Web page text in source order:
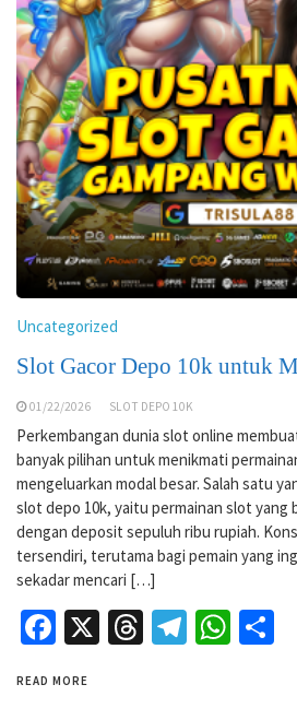
Uncategorized
Slot Gacor Depo 10k untuk
01/22/2026 SLOT DEPO 10K
Perkembangan dunia slot online
banyak pilihan untuk menikmati
mengeluarkan modal besar. Salah satu
slot depo 10k, yaitu permainan slot yang
dengan deposit sepuluh ribu rupiah.
tersendiri, terutama bagi pemain yang
sekadar mencari […]
Facebook
X Threads
READ MORE